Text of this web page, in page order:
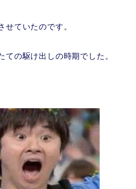
せていたのです。
ての駆け出しの時期でした。